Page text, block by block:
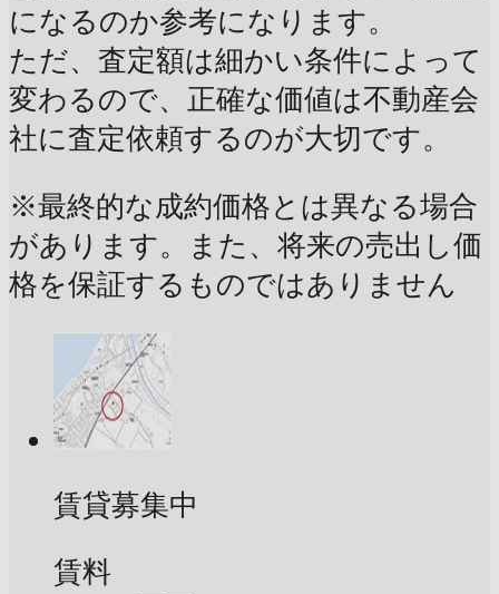
になるのか参考になります。
ただ、査定額は細かい条件によって
変わるので、正確な価値は不動産会
社に査定依頼するのが大切です。
※最終的な成約価格とは異なる場合
があります。また、将来の売出し価
格を保証するものではありません
賃貸募集中
賃料